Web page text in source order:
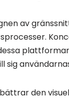
av
sig
den